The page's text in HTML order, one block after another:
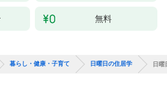
無料
暮らし・健康・子育て 日曜日の住居学 日曜